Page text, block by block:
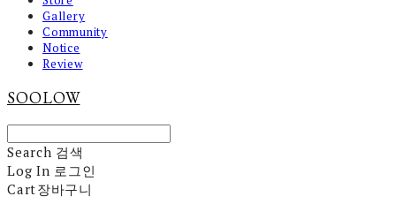
Gallery
Community
Notice
Review
SOOLOW
Search 검색
Log In 로그인
Cart장바구니